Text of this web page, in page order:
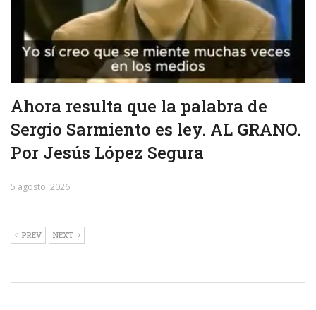
Ahora resulta que la palabra de
Sergio Sarmiento es ley. AL GRANO.
Por Jesús López Segura
5 agosto, 2026
PREV NEXT